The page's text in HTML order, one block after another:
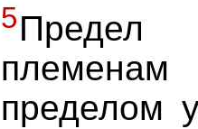
5Предел
пределом